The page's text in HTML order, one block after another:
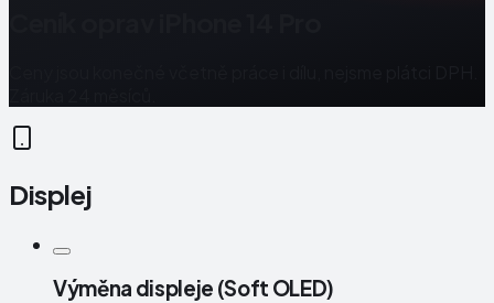
Displej
Výměna displeje (Soft OLED)